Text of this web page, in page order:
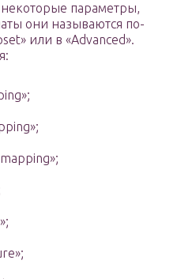
параметры,
они называются по-
или в «Advanced».